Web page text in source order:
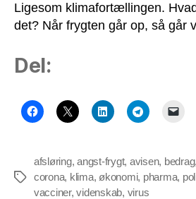
Ligesom klimafortællingen.
det? Når frygten går op, så går
Del:
Tags
afsløring,angst-frygt, avisen, bedrag,
corona, klima, økonomi, pharma,
vacciner,videnskab, virus